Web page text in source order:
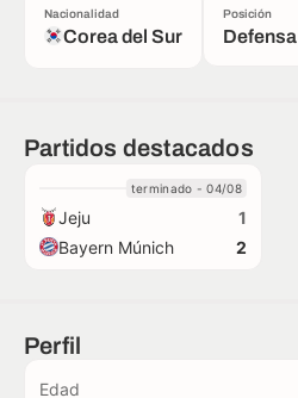
Nacionalidad
Corea del Sur
Posición
Defensa
Partidos destacados
terminado - 04/08
Jeju
1
Bayern Múnich
2
Perfil
Edad